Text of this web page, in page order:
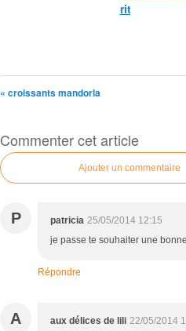
rit
« croissants mandorla
Commenter cet article
Ajouter un commentaire
P patricia 25/05/2014 12:15
je passe te souhaiter une
Répondre
A aux délices de lili 22/05/2014